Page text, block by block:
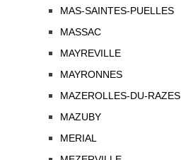
MAS-SAINTES-PUELLES
MASSAC
MAYREVILLE
MAYRONNES
MAZEROLLES-DU-RAZES
MAZUBY
MERIAL